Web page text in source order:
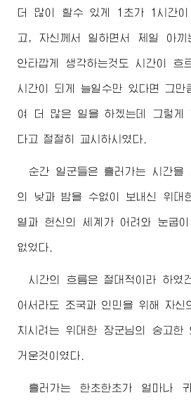
더 많이 할수 있게 1초가 1시간이
고, 자신께서 일하면서 제일 아끼
안타깝게 생각하는것도 시간이 흐
시간이 되게 늘일수만 있다면 그만
여 더 많은 일을 하겠는데 그렇게
다고 절절히 교시하시였다.
순간 일군들은 흘러가는 시간을
의 낮과 밤을 수없이 보내신 위대
열과 헌신의 세계가 어려와 눈굽
없었다.
시간의 흐름은 절대적이라 하였
어서라도 조국과 인민을 위해 자신
치시려는 위대한 장군님 의 숭고한
거운것이였다.
흘러가는 한초한초가 얼마나